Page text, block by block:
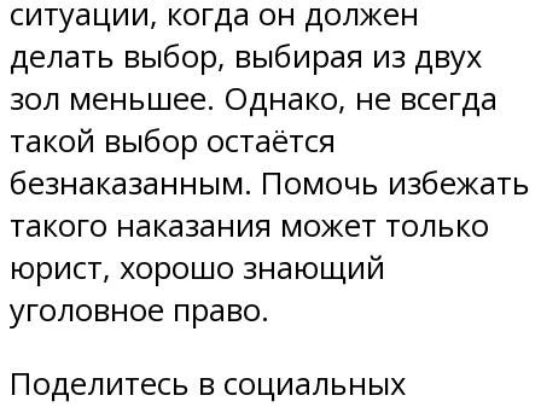
ситуации, когда он должен
делать выбор, выбирая из двух
зол меньшее. Однако, не всегда
такой выбор остаётся
безнаказанным. Помочь избежать
такого наказания может только
юрист, хорошо знающий
уголовное право.
Поделитесь в социальных